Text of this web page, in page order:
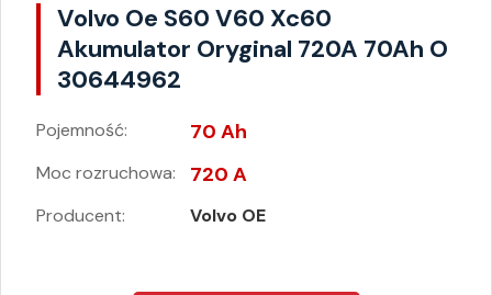
Volvo Oe S60 V60 Xc60
Akumulator Oryginal 720A 70Ah O
30644962
Pojemność: 70 Ah
Moc rozruchowa: 720 A
Producent: Volvo OE